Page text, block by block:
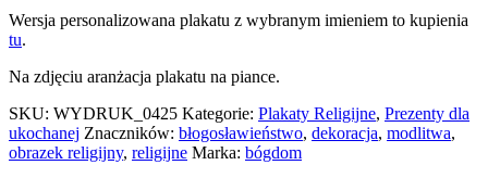
Wersja personalizowana plakatu z wybranym imieniem to kupienia
tu.
Na zdjęciu aranżacja plakatu na piance.
SKU: WYDRUK_0425 Kategorie: Plakaty Religijne, Prezenty dla
ukochanej Znaczników: błogosławieństwo, dekoracja, modlitwa,
obrazek religijny, religijne Marka: bógdom